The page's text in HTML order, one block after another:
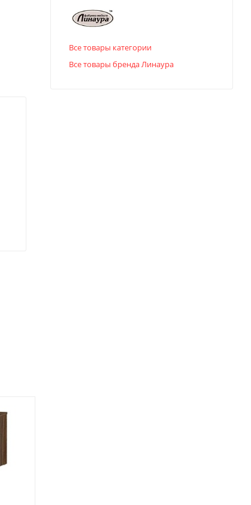
Все товары категории
Все товары бренда Линаура